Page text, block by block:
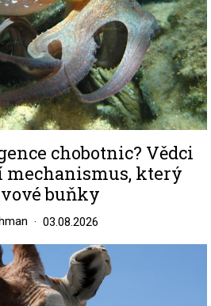
chobotnic? Vědci
který
buňky
03.08.2026